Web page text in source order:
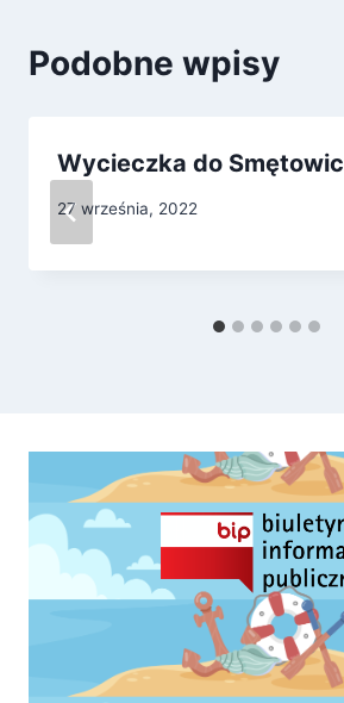
Podobne wpisy
Wycieczka do Smętowic
27 września, 2022